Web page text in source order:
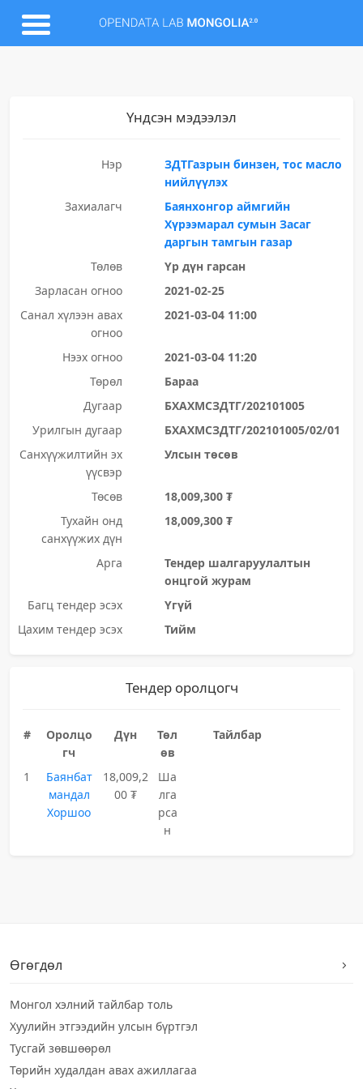
Үндсэн мэдээлэл
Нэр
ЗДТГазрын бинзен, тос масло
нийлүүлэх
Захиалагч
Баянхонгор аймгийн
Хүрээмарал сумын Засаг
даргын тамгын газар
Төлөв
Үр дүн гарсан
Зарласан огноо
2021-02-25
Санал хүлээн авах
огноо
2021-03-04 11:00
Нээх огноо
2021-03-04 11:20
Төрөл
Бараа
Дугаар
БХАХМСЗДТГ/202101005
Урилгын дугаар
БХАХМСЗДТГ/202101005/02/01
Санхүүжилтийн эх
үүсвэр
Улсын төсөв
Төсөв
18,009,300 ₮
Тухайн онд
санхүүжих дүн
18,009,300 ₮
Арга
Тендер шалгаруулалтын
онцгой журам
Багц тендер эсэх
Үгүй
Цахим тендер эсэх
Тийм
Тендер оролцогч
#
Оролцо
гч
Дүн
Төл
өв
Тайлбар
1
Баянбат
мандал
Хоршоо
18,009,2
00 ₮
Ша
лга
рса
н
Өгөгдөл
Монгол хэлний тайлбар толь
Хуулийн этгээдийн улсын бүртгэл
Тусгай зөвшөөрөл
Төрийн худалдан авах ажиллагаа